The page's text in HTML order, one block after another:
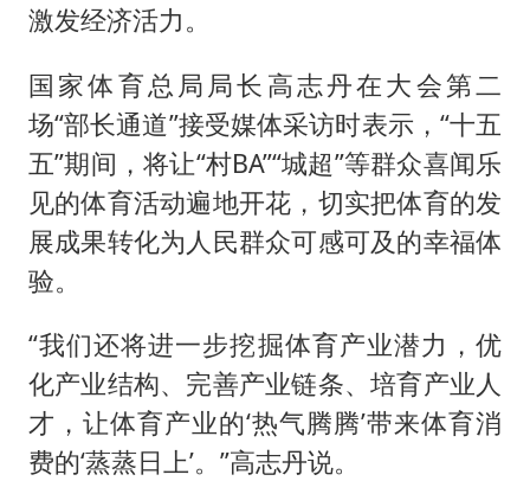
激发经济活力。
国家体育总局局长高志丹在大会第二
场“部长通道”接受媒体采访时表示，“十五
五”期间，将让“村BA”“城超”等群众喜闻乐
见的体育活动遍地开花，切实把体育的发
展成果转化为人民群众可感可及的幸福体
验。
“我们还将进一步挖掘体育产业潜力，优
化产业结构、完善产业链条、培育产业人
才，让体育产业的‘热气腾腾’带来体育消
费的‘蒸蒸日上’。”高志丹说。